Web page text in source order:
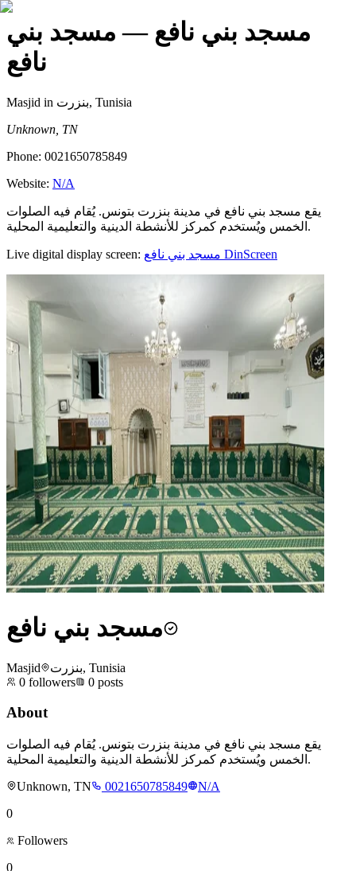
مسجد بني نافع — مسجد بني
نافع
Masjid
in بنزرت, Tunisia
Unknown, TN
Phone: 0021650785849
Website: N/A
يقع مسجد بني نافع في مدينة بنزرت بتونس. يُقام فيه الصلوات
الخمس ويُستخدم كمركز للأنشطة الدينية والتعليمية المحلية.
Live digital display screen: مسجد بني نافع DinScreen
مسجد بني نافع
Masjid
بنزرت, Tunisia
0 followers 0 posts
About
يقع مسجد بني نافع في مدينة بنزرت بتونس. يُقام فيه الصلوات
الخمس ويُستخدم كمركز للأنشطة الدينية والتعليمية المحلية.
Unknown, TN
0021650785849
N/A
0
Followers
0